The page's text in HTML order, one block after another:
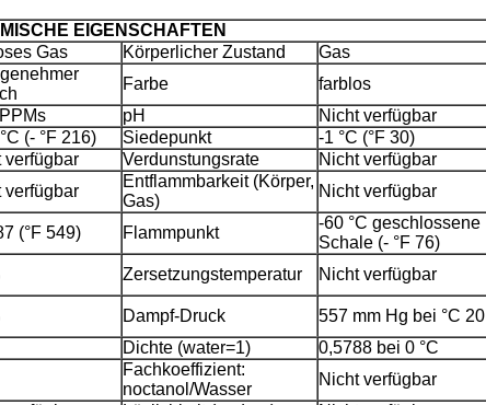
EIGENSCHAFTEN
Gas Körperlicher Zustand
Gas
Farbe
farblos
pH
Nicht verfügbar
(- °F 216) Siedepunkt
-1 °C (°F 30)
verfügbar Verdunstungsrate
Nicht verfügbar
verfügbar
Entflammbarkeit (Körper,
Gas)
Nicht verfügbar
(°F 549) Flammpunkt
-60 °C geschlossene
Schale (- °F 76)
Zersetzungstemperatur
Nicht verfügbar
Dampf-Druck
557 mm Hg bei °C 20
Dichte (water=1)
0,5788 bei 0 °C
Fachkoeffizient:
noctanol/Wasser
Nicht verfügbar